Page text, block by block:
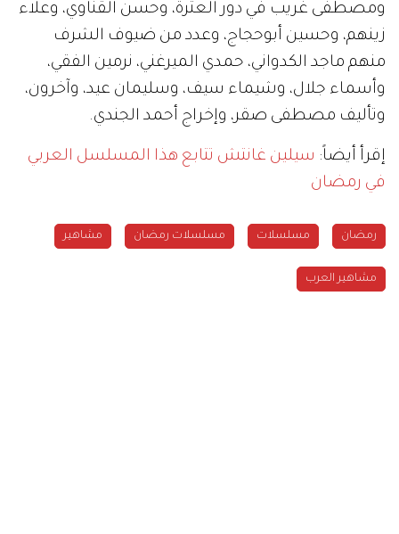
ومصطفى غريب في دور العترة، وحسن القناوي، وعلاء
زينهم، وحسين أبوحجاج، وعدد من ضيوف الشرف
منهم ماجد الكدواني، حمدي الميرغني، نرمين الفقي،
وأسماء جلال، وشيماء سيف، وسليمان عيد، وآخرون،
وتأليف مصطفى صقر، وإخراج أحمد الجندي.
إقرأ أيضاً: سيلين غانتش تتابع هذا المسلسل العربي
في رمضان
رمضان مسلسلات مسلسلات رمضان مشاهير
مشاهير العرب